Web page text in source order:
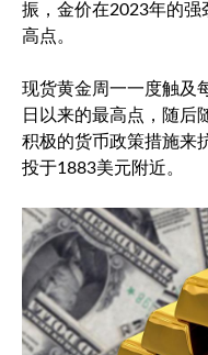
振，金价在2023年的强
高点。
现货黄金周一一度触及
日以来的最高点，随后
积极的货币政策措施来
投于1883美元附近。